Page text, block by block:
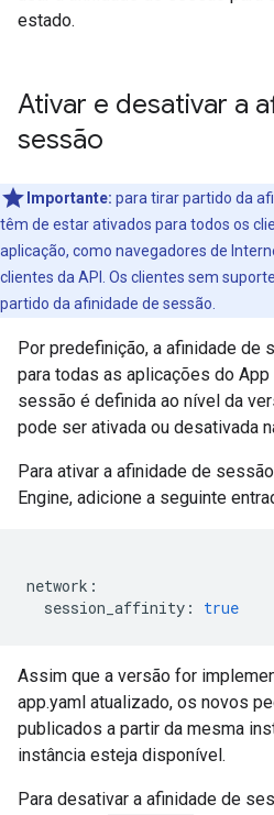
estado.
Ativar e desativar a
sessão
Importante: para tirar partido da
têm de estar ativados para todos os
aplicação, como navegadores de
clientes da API. Os clientes sem
partido da afinidade de sessão.
Por predefinição, a afinidade de
para todas as aplicações do App
sessão é definida ao nível da
pode ser ativada ou desativada
Para ativar a afinidade de
Engine, adicione a seguinte
network :
session_affinity : true
Assim que a versão for
app.yaml atualizado, os novos
publicados a partir da mesma
instância esteja disponível.
Para desativar a afinidade de